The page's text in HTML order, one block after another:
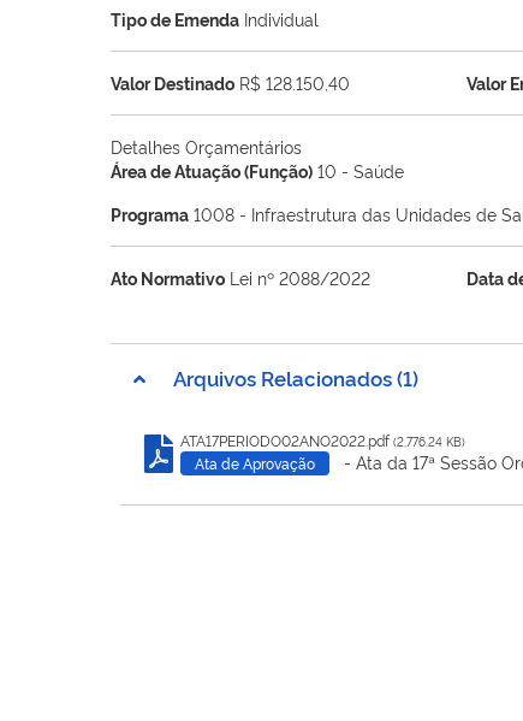
Tipo de Emenda Individual
Valor Destinado R$ 128.150,40 Valor
Detalhes Orçamentários
Área de Atuação (Função) 10 - Saúde
Programa 1008 - Infraestrutura das Unidades de
Ato Normativo Lei nº 2088/2022 Data
Arquivos Relacionados (1)
ATA17PERIODO02ANO2022.pdf(2,776.24 KB)
Ata de Aprovação - Ata da 17ª Sessão